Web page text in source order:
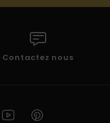
Contactez nous